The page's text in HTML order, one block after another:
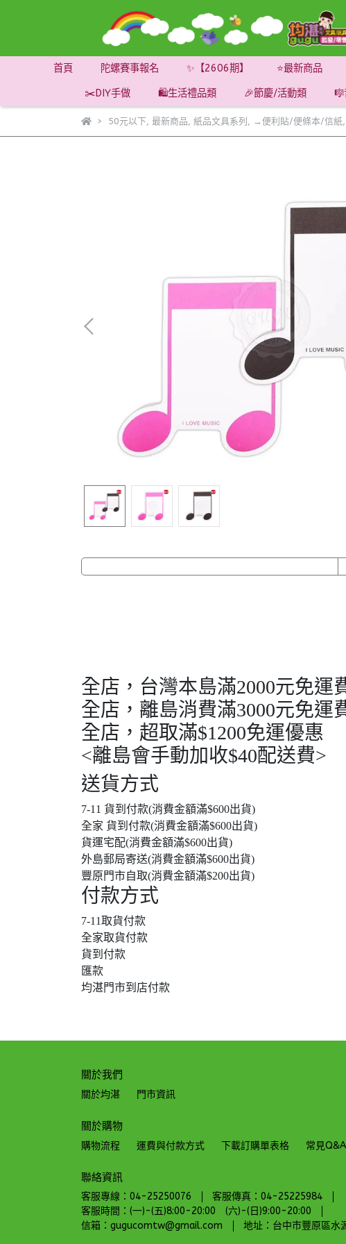
首頁 陀螺賽事報名 ✨【2606期】 ⭐最新商品
✂️DIY手做 🛍️生活禮品類 🎉節慶/活動類
50元以下, 最新商品, 紙品文具系列 , →便利貼/便條本/信紙,
全店，台灣本島滿2000元免運
全店，離島消費滿3000元免運
全店，超取滿$1200免運優惠
<離島會手動加收$40配送費>
送貨方式
7-11 貨到付款(消費金額滿$600出貨)
全家 貨到付款(消費金額滿$600出貨)
貨運宅配(消費金額滿$600出貨)
外島郵局寄送(消費金額滿$600出貨)
豐原門市自取(消費金額滿$200出貨)
付款方式
7-11取貨付款
全家取貨付款
貨到付款
匯款
均湛門市到店付款
關於我們
關於均湛 門市資訊
關於購物
購物流程 運費與付款方式 下載訂購單表格 常見Q&A
聯絡資訊
客服專線：04-25250076
客服傳真：04-25225984
客服時間：(一)-(五)8:00-20:00 (六)-(日)9:00-20:00
信箱：gugucomtw@gmail.com
地址：台中市豐原區水